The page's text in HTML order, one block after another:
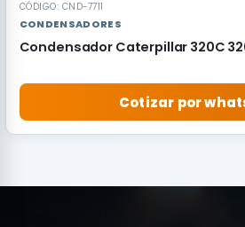
CÓDIGO: CND-7711
CONDENSADORES
Condensador Caterpillar 320C
Cotizar por